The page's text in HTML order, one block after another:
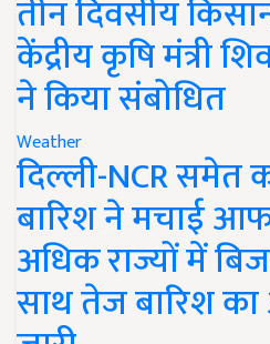
तीन दिवसीय
केंद्रीय कृषि मंत्री
ने किया संबोधित
Weather
दिल्ली-NCR समेत
बारिश ने मचाई
अधिक राज्यों में
साथ तेज बारिश का